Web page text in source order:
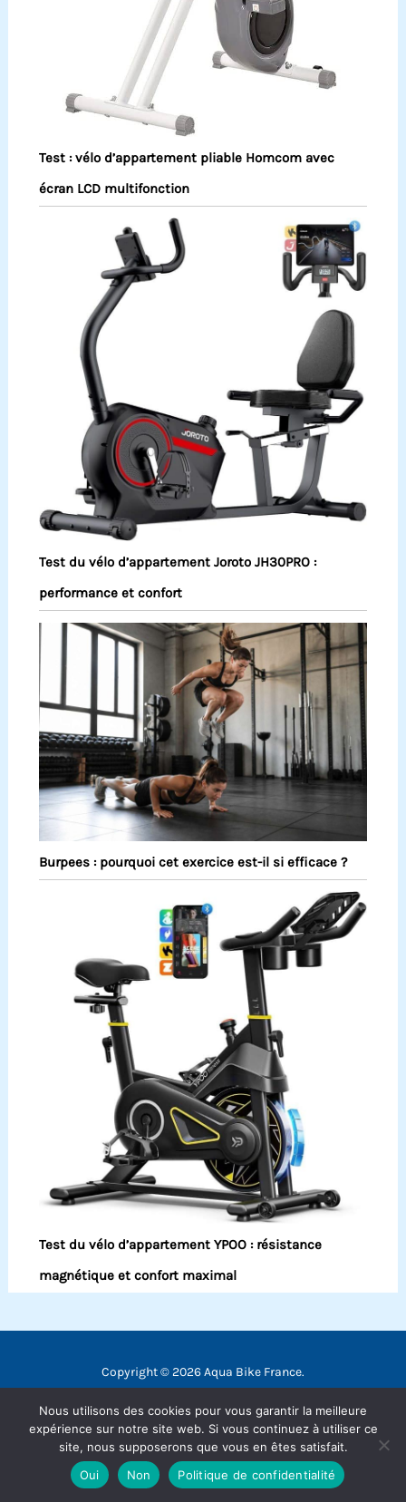
Test : vélo d’appartement pliable Homcom avec
écran LCD multifonction
Test du vélo d’appartement Joroto JH30PRO :
performance et confort
Burpees : pourquoi cet exercice est-il si efficace ?
Test du vélo d’appartement YPOO : résistance
magnétique et confort maximal
Copyright © 2026 Aqua Bike France.
Contact
Mentions légales
Politique de confidentialité
Nous utilisons des cookies pour vous garantir la meilleure
expérience sur notre site web. Si vous continuez à utiliser ce
site, nous supposerons que vous en êtes satisfait.
Oui
Non Politique de confidentialité